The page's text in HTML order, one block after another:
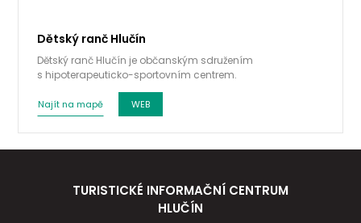
Dětský ranč Hlučín
Dětský ranč Hlučín je občanským sdružením
s hipoterapeuticko-sportovním centrem.
Najít na mapě WEB
TURISTICKÉ INFORMAČNÍ CENTRUM
HLUČÍN